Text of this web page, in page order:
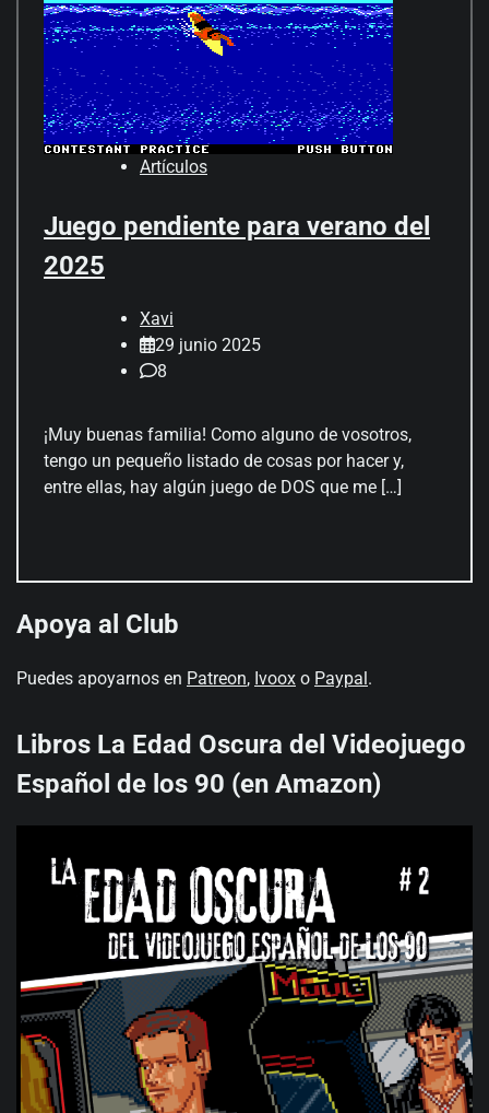
Artículos
Juego pendiente para verano del
2025
Xavi
29 junio 2025
8
¡Muy buenas familia! Como alguno de vosotros,
tengo un pequeño listado de cosas por hacer y,
entre ellas, hay algún juego de DOS que me […]
Apoya al Club
Puedes apoyarnos en Patreon, Ivoox o Paypal .
Libros La Edad Oscura del Videojuego
Español de los 90 (en Amazon)